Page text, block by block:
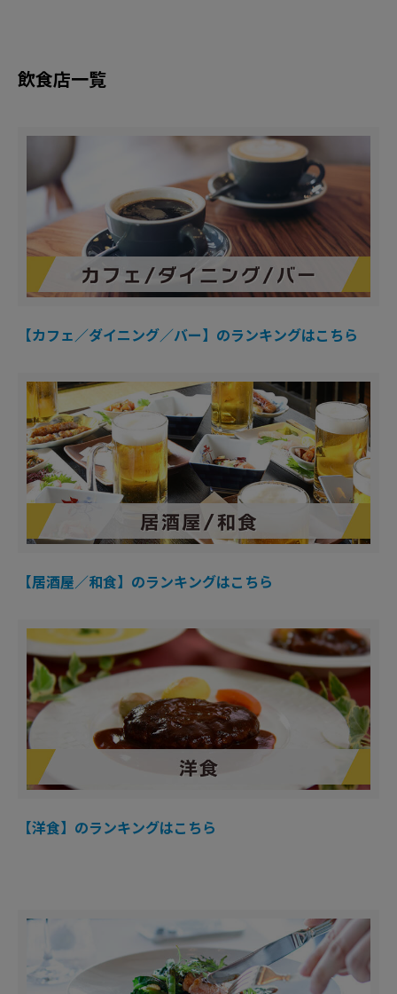
飲食店一覧
【カフェ／ダイニング／バー】のランキングはこちら
【居酒屋／和食】のランキングはこちら
【洋食】のランキングはこちら